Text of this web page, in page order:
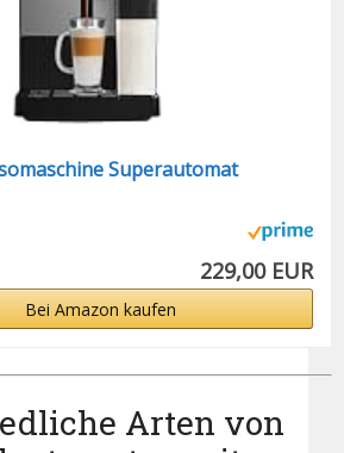
Superautomat
229,00 EUR
Bei Amazon kaufen
Arten von